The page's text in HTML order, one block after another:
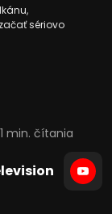
sériovo
1 min. čítania